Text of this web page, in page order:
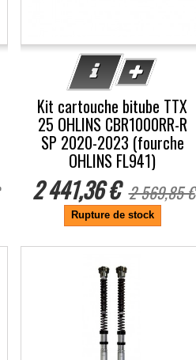
Kit cartouche bitube TTX
25 OHLINS CBR1000RR-R
SP 2020-2023 (fourche
OHLINS FL941)
2 441,36 € 2 569,85 €
Rupture de stock